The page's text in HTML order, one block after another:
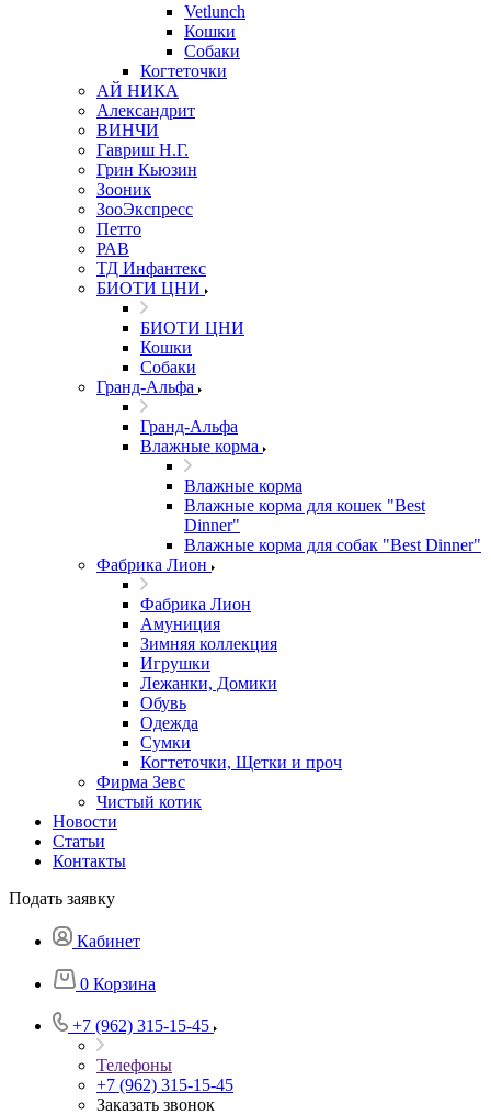
Vetlunch
Кошки
Собаки
Когтеточки
АЙ НИКА
Александрит
ВИНЧИ
Гавриш Н.Г.
Грин Кьюзин
Зооник
ЗооЭкспресс
Петто
РАВ
ТД Инфантекс
БИОТИ ЦНИ
БИОТИ ЦНИ
Кошки
Собаки
Гранд-Альфа
Гранд-Альфа
Влажные корма
Влажные корма
Влажные корма для кошек "Best
Dinner"
Влажные корма для собак "Best Dinner"
Фабрика Лион
Фабрика Лион
Амуниция
Зимняя коллекция
Игрушки
Лежанки, Домики
Обувь
Одежда
Сумки
Когтеточки, Щетки и проч
Фирма Зевс
Чистый котик
Новости
Статьи
Контакты
Подать заявку
Кабинет
0 Корзина
+7 (962) 315-15-45
Телефоны
+7 (962) 315-15-45
Заказать звонок